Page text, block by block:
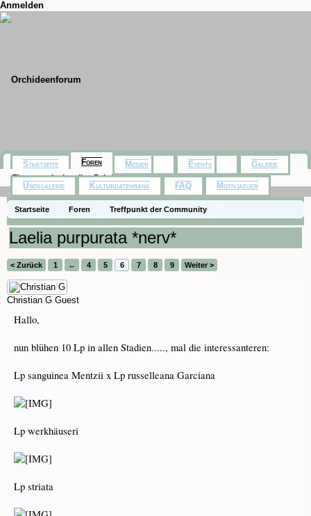
Anmelden
Startseite Foren
Treffpunkt der Community
Orchideenfotos (Naturformen)
Laelia purpurata *nerv*
< Zurück 1 ← 4 5 6 7 8 9 Weiter >
Christian G Guest
Hallo,
nun blühen 10 Lp in allen Stadien....., mal die interessanteren:
Lp sanguinea Mentzii x Lp russelleana Garciana
Lp werkhäuseri
Lp striata
Startseite Foren
Themen mit aktuellen Beiträgen
Medien Events Galerie
Usergalerie Kulturdatenbank FAQ Motivjaeger